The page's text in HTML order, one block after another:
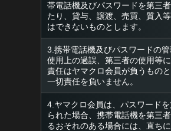
帯電話機及びパスワードを第三
たり、貸与、譲渡、売買、質入
はできないものとします。
3.携帯電話機及びパスワードの管
使用上の過誤、第三者の使用等
責任はヤマクロ会員が負うもの
一切責任を負いません。
4.ヤマクロ会員は、パスワード
られた場合、携帯電話機を第三
るおそれのある場合には、直ち